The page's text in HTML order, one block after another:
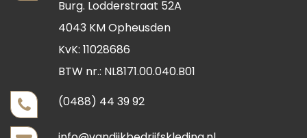
Burg. Lodderstraat 52A
4043 KM Opheusden
KvK: 11028686
BTW nr.: NL8171.00.040.B01
(0488) 44 39 92